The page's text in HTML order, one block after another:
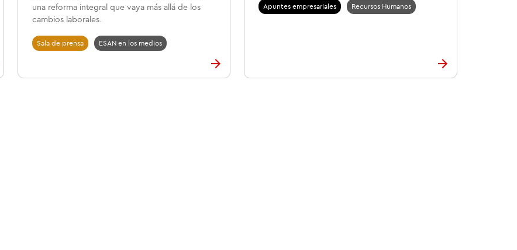
una reforma integral que vaya más allá de los
cambios laborales.
Sala de prensa ESAN en los medios
Apuntes empresariales Recursos Humanos